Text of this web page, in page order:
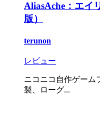
AliasAche：エイ
版）
terunon
レビュー
ニコニコ自作ゲーム
製、ローグ...